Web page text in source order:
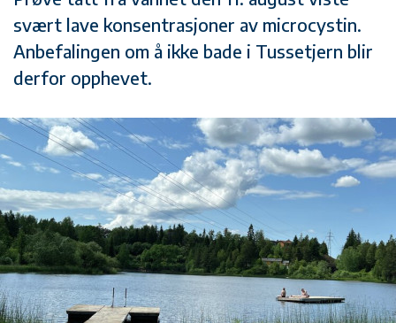
svært lave konsentrasjoner av microcystin.
Anbefalingen om å ikke bade i Tussetjern blir
derfor opphevet.